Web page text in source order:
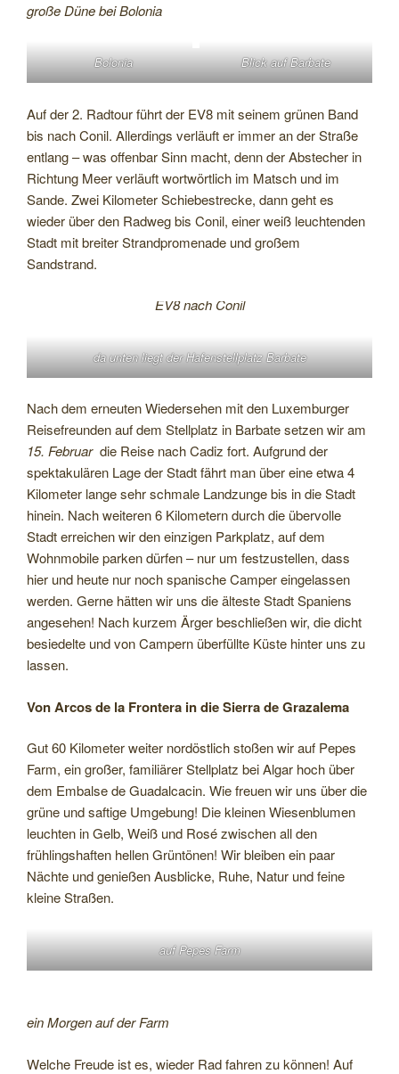
große Düne bei Bolonia
Bolonia Blick auf Barbate
Auf der 2. Radtour führt der EV8 mit seinem grünen Band
bis nach Conil. Allerdings verläuft er immer an der Straße
entlang – was offenbar Sinn macht, denn der Abstecher in
Richtung Meer verläuft wortwörtlich im Matsch und im
Sande. Zwei Kilometer Schiebestrecke, dann geht es
wieder über den Radweg bis Conil, einer weiß leuchtenden
Stadt mit breiter Strandpromenade und großem
Sandstrand.
EV8 nach Conil
da unten liegt der Hafenstellplatz Barbate
Nach dem erneuten Wiedersehen mit den Luxemburger
Reisefreunden auf dem Stellplatz in Barbate setzen wir am
15. Februardie Reise nach Cadiz fort. Aufgrund der
spektakulären Lage der Stadt fährt man über eine etwa 4
Kilometer lange sehr schmale Landzunge bis in die Stadt
hinein. Nach weiteren 6 Kilometern durch die übervolle
Stadt erreichen wir den einzigen Parkplatz, auf dem
Wohnmobile parken dürfen – nur um festzustellen, dass
hier und heute nur noch spanische Camper eingelassen
werden. Gerne hätten wir uns die älteste Stadt Spaniens
angesehen! Nach kurzem Ärger beschließen wir, die dicht
besiedelte und von Campern überfüllte Küste hinter uns zu
lassen.
Von Arcos de la Frontera in die Sierra de Grazalema
Gut 60 Kilometer weiter nordöstlich stoßen wir auf Pepes
Farm, ein großer, familiärer Stellplatz bei Algar hoch über
dem Embalse de Guadalcacin. Wie freuen wir uns über die
grüne und saftige Umgebung! Die kleinen Wiesenblumen
leuchten in Gelb, Weiß und Rosé zwischen all den
frühlingshaften hellen Grüntönen! Wir bleiben ein paar
Nächte und genießen Ausblicke, Ruhe, Natur und feine
kleine Straßen.
auf Pepes Farm
ein Morgen auf der Farm
Welche Freude ist es, wieder Rad fahren zu können! Auf